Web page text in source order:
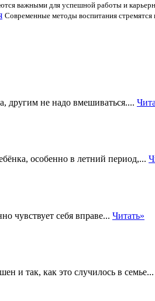
важными для успешной работы и
Современные методы воспитания
другим не надо вмешиваться....
особенно в летний период,...
чувствует себя вправе... Читать»
и так, как это случилось в семье...